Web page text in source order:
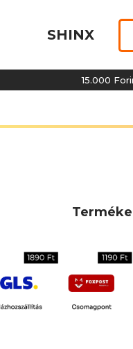
SHINX
15.000 Forint felett